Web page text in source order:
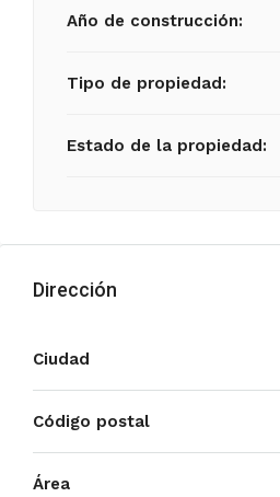
Año de construcción:
Tipo de propiedad:
Estado de la propiedad:
Dirección
Ciudad
Código postal
Área